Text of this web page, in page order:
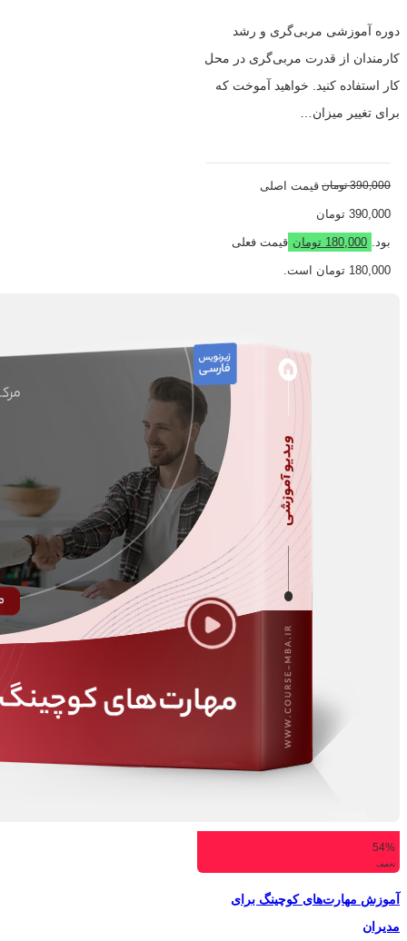
دوره آموزشی مربی‌گری و رشد
کارمندان از قدرت مربی‌گری در محل
کار استفاده کنید. خواهید آموخت که
برای تغییر میزان…
390,000 تومان قیمت اصلی
390,000 تومان
بود. 180,000 تومان قیمت فعلی
180,000 تومان است.
54%
تخفیف
آموزش مهارت‌های کوچینگ برای
مدیران